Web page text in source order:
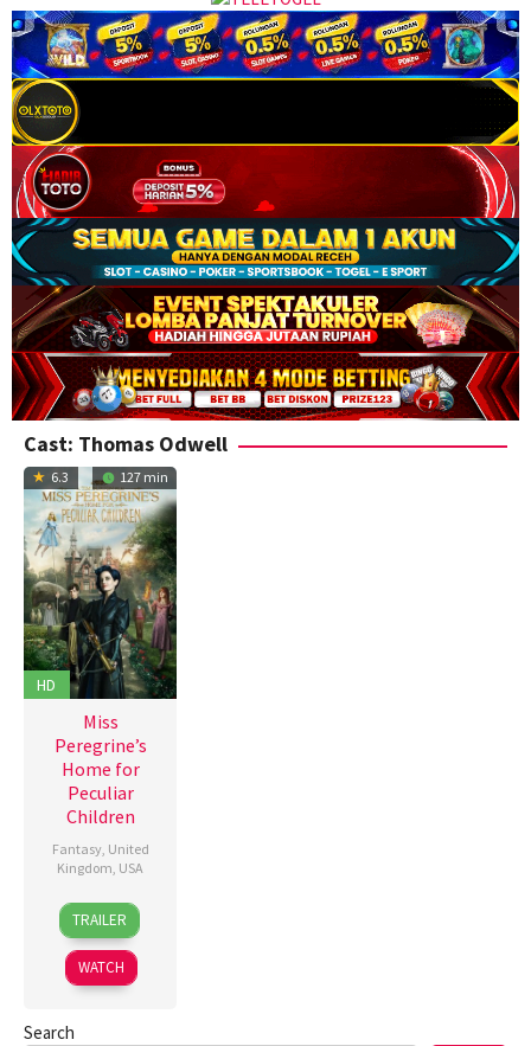
Cast: Thomas Odwell
6.3 127 min
HD
Miss
Peregrine’s
Home for
Peculiar
Children
Fantasy, United
Kingdom, USA
28
Sep
2016
Lizzie
Pritchard
Tim
Burton
TRAILER
WATCH
Search